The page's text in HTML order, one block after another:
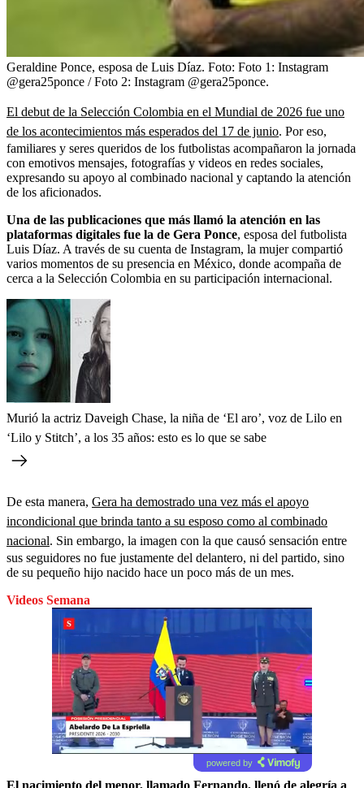
Geraldine Ponce, esposa de Luis Díaz. Foto: Foto 1: Instagram
@gera25ponce / Foto 2: Instagram @gera25ponce.
El debut de la Selección Colombia en el Mundial de 2026 fue uno
de los acontecimientos más esperados del 17 de junio. Por eso,
familiares y seres queridos de los futbolistas acompañaron la jornada
con emotivos mensajes, fotografías y videos en redes sociales,
expresando su apoyo al combinado nacional y captando la atención
de los aficionados.
Una de las publicaciones que más llamó la atención en las
plataformas digitales fue la de Gera Ponce, esposa del futbolista
Luis Díaz. A través de su cuenta de Instagram, la mujer compartió
varios momentos de su presencia en México, donde acompaña de
cerca a la Selección Colombia en su participación internacional.
Murió la actriz Daveigh Chase, la niña de ‘El aro’, voz de Lilo en
‘Lilo y Stitch’, a los 35 años: esto es lo que se sabe
De esta manera, Gera ha demostrado una vez más el apoyo
incondicional que brinda tanto a su esposo como al combinado
nacional. Sin embargo, la imagen con la que causó sensación entre
sus seguidores no fue justamente del delantero, ni del partido, sino
de su pequeño hijo nacido hace un poco más de un mes.
Videos Semana
powered by